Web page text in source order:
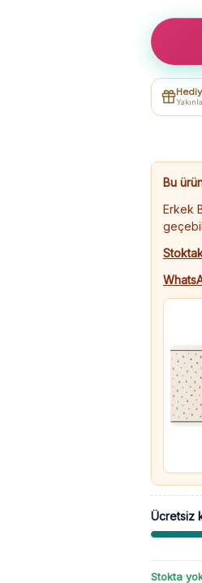
Stokta
Müslin
Kumaş
Kısa
Kol
Gömlekli
Yelekli
Takım
adet
Bu
Erkek
Ücretsiz